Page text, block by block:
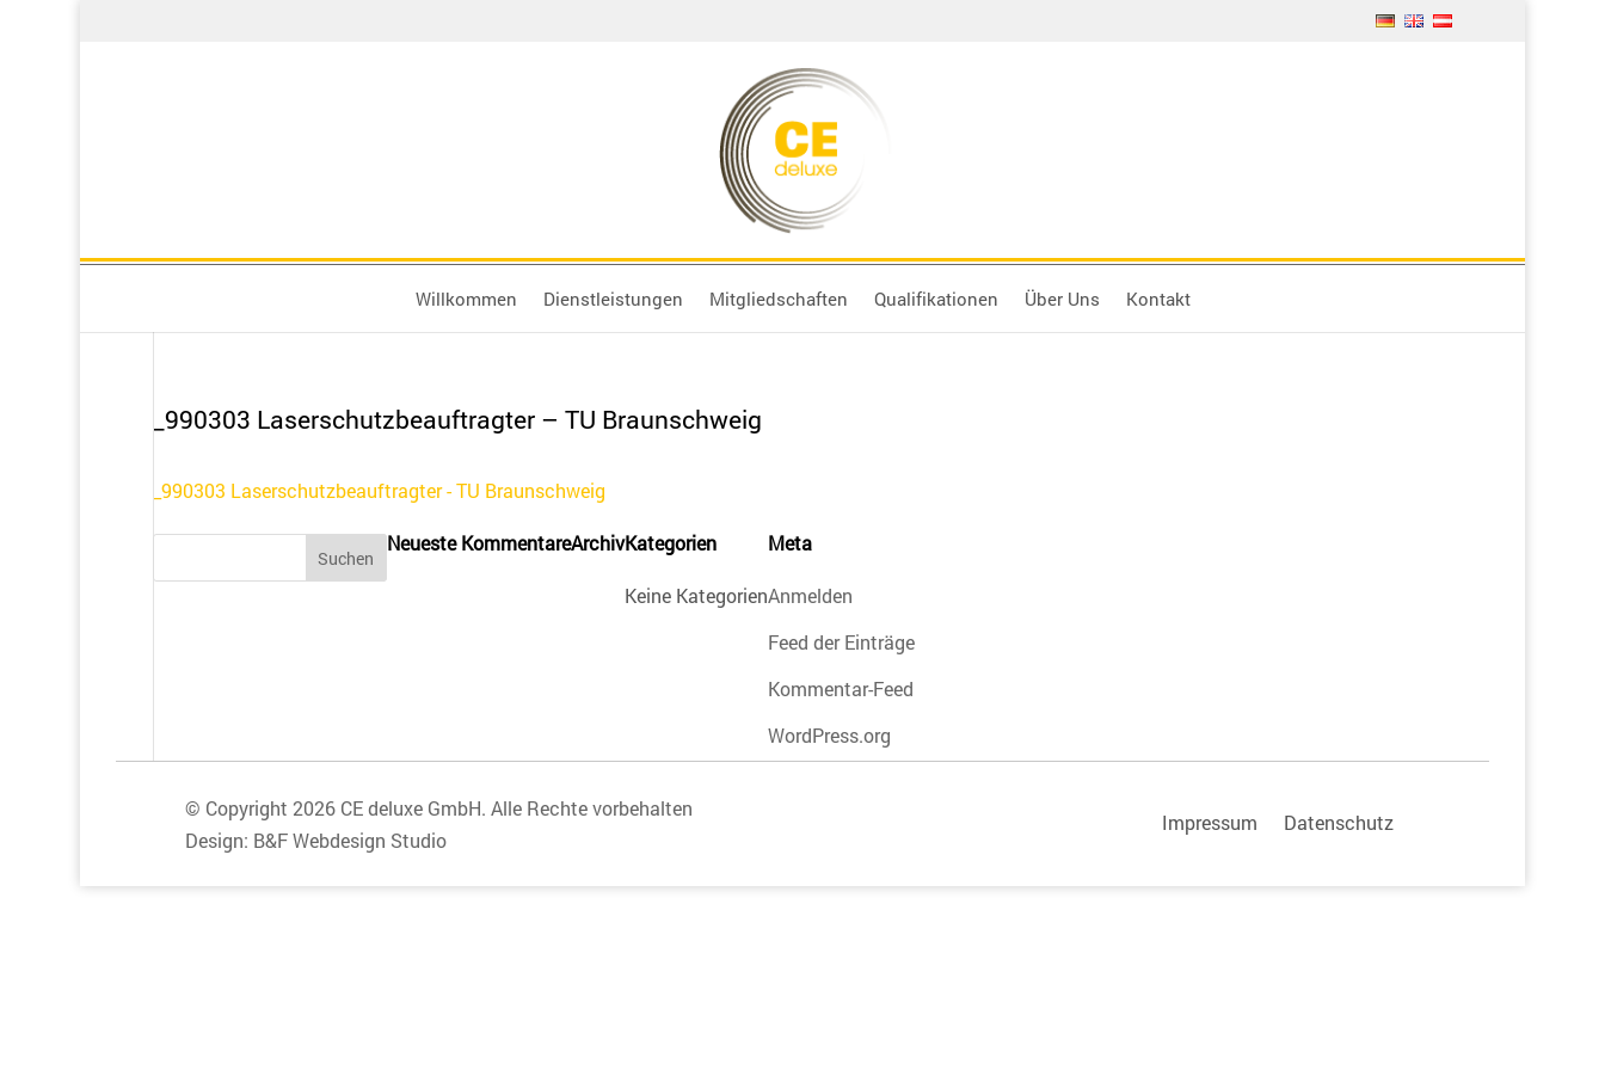
Willkommen Dienstleistungen Mitgliedschaften Qualifikationen Über Uns Kontakt
_990303 Laserschutzbeauftragter – TU Braunschweig
_990303 Laserschutzbeauftragter - TU Braunschweig
Neueste KommentareArchivKategorien
Keine Kategorien
Meta
Anmelden
Feed der Einträge
Kommentar-Feed
WordPress.org
© Copyright 2026 CE deluxe GmbH. Alle Rechte vorbehalten
Design: B&F Webdesign Studio
Impressum Datenschutz